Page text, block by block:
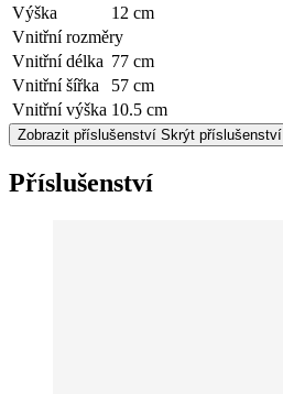
Výška
12 cm
Vnitřní rozměry
Vnitřní délka 77 cm
Vnitřní šířka
57 cm
Vnitřní výška 10.5 cm
Zobrazit příslušenství Skrýt příslušenství
Příslušenství